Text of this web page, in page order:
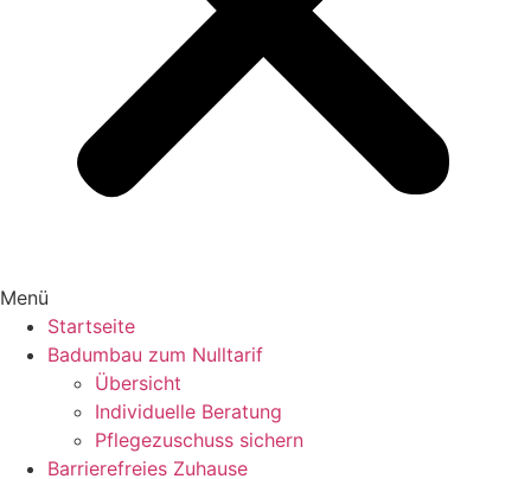
Menü
Startseite
Badumbau zum Nulltarif
Übersicht
Individuelle Beratung
Pflegezuschuss sichern
Barrierefreies Zuhause